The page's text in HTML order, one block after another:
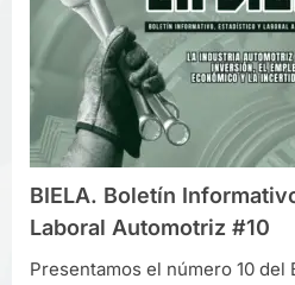
BIELA. Boletín
Laboral Automotriz #10
Presentamos el número 10